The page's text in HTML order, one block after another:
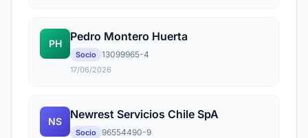
PH
Pedro Montero Huerta
Socio 13099965-4
17/06/2026
NS
Newrest Servicios Chile SpA
Socio 96554490-9